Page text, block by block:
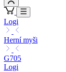
Logi
Herní myši
G705
Logi